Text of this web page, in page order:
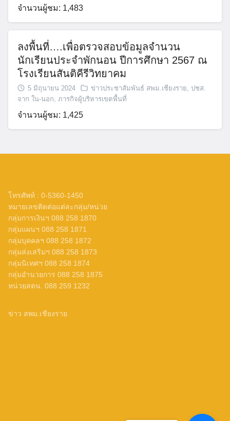
จำนวนผู้ชม: 1,483
ลงพื้นที่….เพื่อตรวจสอบข้อมูลจำนวน
นักเรียนประจำพักนอน ปีการศึกษา 2567 ณ
โรงเรียนสันติคีรีวิทยาคม
5 มิถุนายน 2024 ข่าวประชาสัมพันธ์ สพม.เชียงราย ปชส.
จาก ใน-นอก ภารกิจผู้บริหารเขตพื้นที่
จำนวนผู้ชม: 1,425
โทรศัพท์ : 0-5360-1450
หมายเลขติดต่อแต่ละกลุ่ม/หน่วย
กลุ่มการเงินฯ 088 258 1870
กลุ่มแผนฯ 088 258 1871
กลุ่มบุคคลฯ 088 258 1872
กลุ่มส่งเสริมฯ 088 258 1873
กลุ่มนิเทศฯ 088 258 1874
กลุ่มอำนวยการ 088 258 1875
หน่วยสตน. 088 259 1232
ข่าว สพม.เชียงราย